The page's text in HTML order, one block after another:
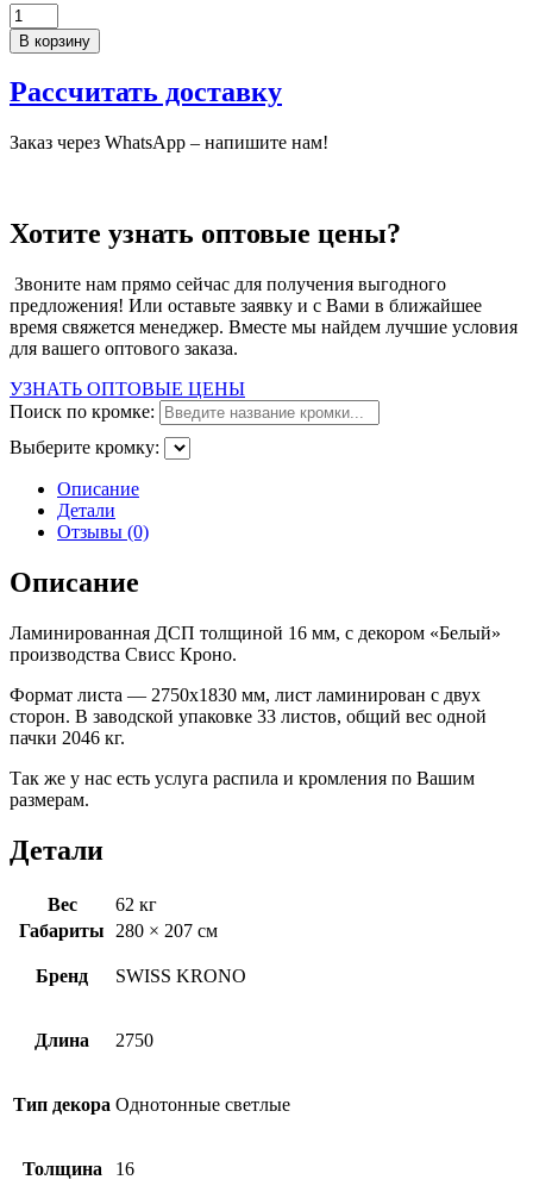
Количество
товара
ЛДСП
гладкий
SK
В корзину
Рассчитать доставку
Заказ через WhatsApp – напишите нам!
Хотите узнать оптовые цены?
Звоните нам прямо сейчас для получения выгодного
предложения! Или оставьте заявку и с Вами в ближайшее
время свяжется менеджер. Вместе мы найдем лучшие условия
для вашего оптового заказа.
УЗНАТЬ ОПТОВЫЕ ЦЕНЫ
Поиск по кромке:
Выберите кромку:
Описание
Детали
Отзывы (0)
Описание
Ламинированная ДСП толщиной 16 мм, с декором «Белый»
производства Свисс Кроно.
Формат листа — 2750х1830 мм, лист ламинирован с двух
сторон. В заводской упаковке 33 листов, общий вес одной
пачки 2046 кг.
Так же у нас есть услуга распила и кромления по Вашим
размерам.
Детали
Вес
62 кг
Габариты
280 × 207 см
Бренд SWISS KRONO
Длина 2750
Тип декора Однотонные светлые
Толщина 16